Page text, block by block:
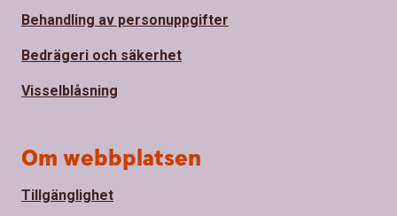
Behandling av personuppgifter
Bedrägeri och säkerhet
Visselblåsning
Om webbplatsen
Tillgänglighet